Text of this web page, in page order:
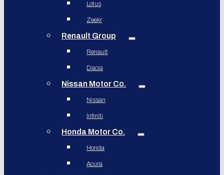
Lotus
Zeekr
Renault Group
Renault
Dacia
Nissan Motor Co.
Nissan
Infiniti
Honda Motor Co.
Honda
Acura